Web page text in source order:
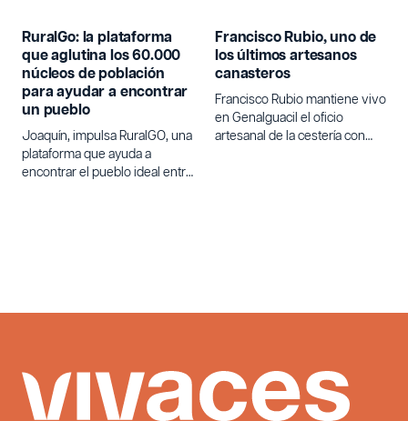
RuralGo: la plataforma
que aglutina los 60.000
núcleos de población
para ayudar a encontrar
un pueblo
Joaquín, impulsa RuralGO, una
plataforma que ayuda a
encontrar el pueblo ideal entre
Francisco Rubio, uno de
los últimos artesanos
canasteros
Francisco Rubio mantiene vivo
en Genalguacil el oficio
artesanal de la cestería con